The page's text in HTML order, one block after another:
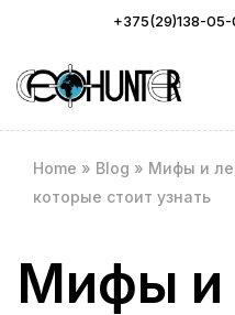
+375(29)138-
Home » Blog » Мифы и
которые стоит узнать
Мифы и